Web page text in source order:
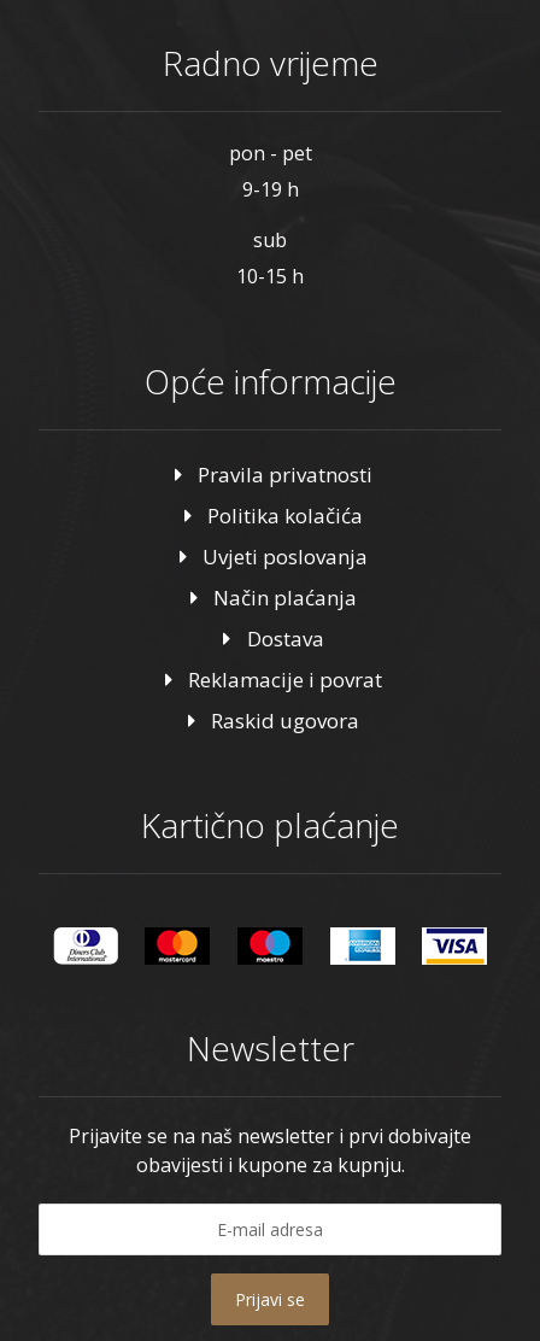
Radno vrijeme
pon - pet
9-19 h
sub
10-15 h
Opće informacije
Pravila privatnosti
Politika kolačića
Uvjeti poslovanja
Način plaćanja
Dostava
Reklamacije i povrat
Raskid ugovora
Kartično plaćanje
Newsletter
Prijavite se na naš newsletter i prvi dobivajte
obavijesti i kupone za kupnju.
Prijavi se